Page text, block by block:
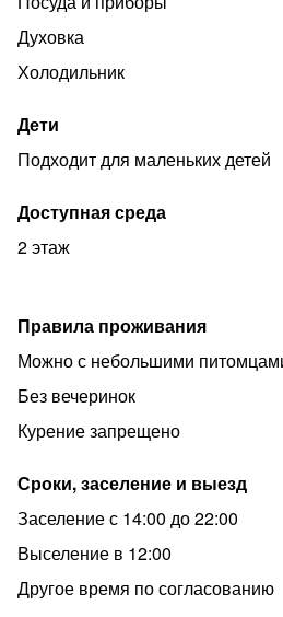
Духовка
Холодильник
Дети
Подходит для маленьких детей
Доступная среда
2 этаж
Правила проживания
Можно с небольшими
Без вечеринок
Курение запрещено
Сроки, заселение и выезд
Заселение с 14:00 до 22:00
Выселение в 12:00
Другое время по согласованию